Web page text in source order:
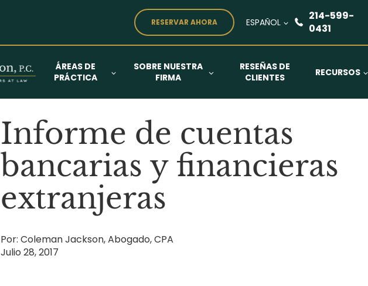
RESERVAR AHORA ESPAÑOL
214-599-
0431
ÁREAS DE
PRÁCTICA
SOBRE NUESTRA
FIRMA
RESEÑAS DE
CLIENTES
RECURSOS
Informe de cuentas
bancarias y financieras
extranjeras
Por: Coleman Jackson, Abogado, CPA
Julio 28, 2017